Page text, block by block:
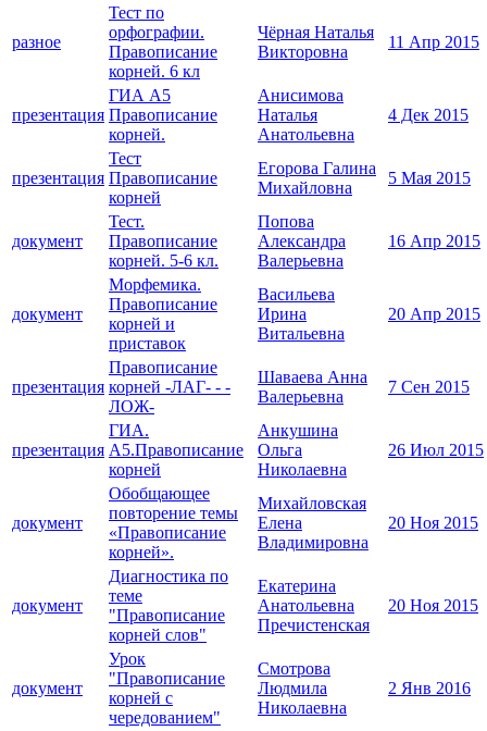
разное
Тест по
орфографии.
Правописание
корней. 6 кл
Чёрная Наталья
Викторовна
11 Апр 2015
презентация
ГИА А5
Правописание
корней.
Анисимова
Наталья
Анатольевна
4 Дек 2015
презентация
Тест
Правописание
корней
Егорова Галина
Михайловна
5 Мая 2015
документ
Тест.
Правописание
корней. 5-6 кл.
Попова
Александра
Валерьевна
16 Апр 2015
документ
Морфемика.
Правописание
корней и
приставок
Васильева
Ирина
Витальевна
20 Апр 2015
презентация
Правописание
корней -ЛАГ- - -
ЛОЖ-
Шаваева Анна
Валерьевна
7 Сен 2015
презентация
ГИА.
А5.Правописание
корней
Анкушина
Ольга
Николаевна
26 Июл 2015
документ
Обобщающее
повторение темы
«Правописание
корней».
Михайловская
Елена
Владимировна
20 Ноя 2015
документ
Диагностика по
теме
"Правописание
корней слов"
Екатерина
Анатольевна
Пречистенская
20 Ноя 2015
документ
Урок
"Правописание
корней с
чередованием"
Смотрова
Людмила
Николаевна
2 Янв 2016